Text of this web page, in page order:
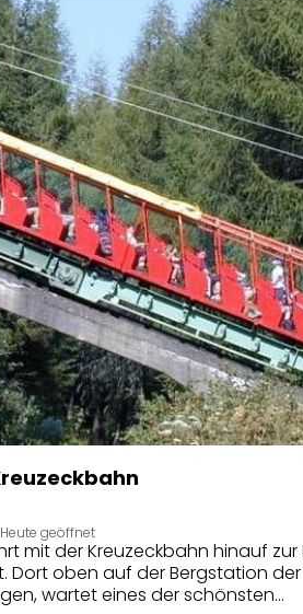
Heute geöffnet
mit der Kreuzeckbahn hinauf zur
Dort oben auf der Bergstation
wartet eines der schönsten